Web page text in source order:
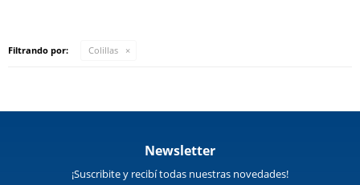
Filtrando por: Colillas
Newsletter
¡Suscribite y recibí todas nuestras novedades!